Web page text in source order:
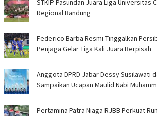
STKIP Pasundan Juara Liga Universitas
Regional Bandung
Federico Barba Resmi Tinggalkan
Penjaga Gelar Tiga Kali Juara Berpisah
Anggota DPRD Jabar Dessy Susilawati
Sampaikan Ucapan Maulid Nabi
Pertamina Patra Niaga RJBB Perkuat